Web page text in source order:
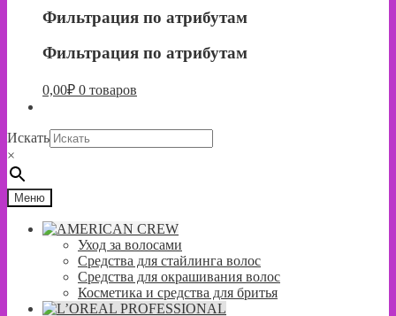
Фильтрация по атрибутам
Фильтрация по атрибутам
0,00₽ 0 товаров
Искать
×
Меню
Уход за волосами
Средства для стайлинга волос
Средства для окрашивания волос
Косметика и средства для бритья